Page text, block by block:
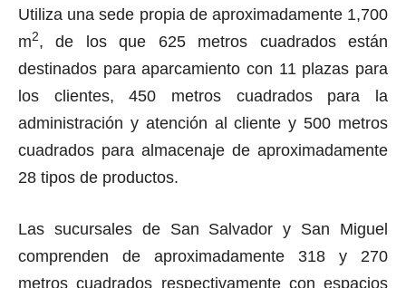
Utiliza una sede propia de aproximadamente 1,700
m2, de los que 625 metros cuadrados están
destinados para aparcamiento con 11 plazas para
los clientes, 450 metros cuadrados para la
administración y atención al cliente y 500 metros
cuadrados para almacenaje de aproximadamente
28 tipos de productos.
Las sucursales de San Salvador y San Miguel
comprenden de aproximadamente 318 y 270
metros cuadrados respectivamente con espacios